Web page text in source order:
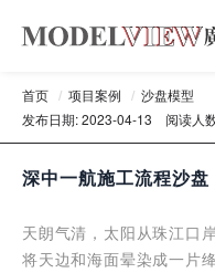
首页 / 项目案例 / 沙盘模型
发布日期: 2023-04-13
阅读人
深中一航施工流程沙盘
天朗气清，太阳从珠江口
将天边和海面晕染成一片